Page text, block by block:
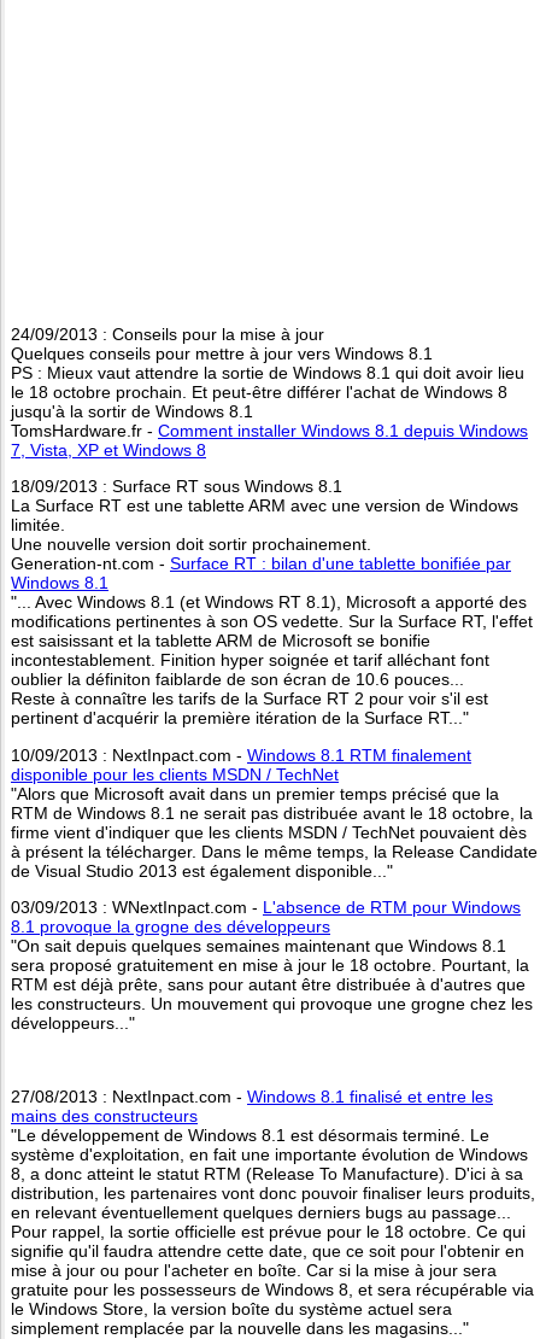
24/09/2013 : Conseils pour la mise à jour
Quelques conseils pour mettre à jour vers Windows 8.1
PS : Mieux vaut attendre la sortie de Windows 8.1 qui doit avoir lieu
le 18 octobre prochain. Et peut-être différer l'achat de Windows 8
jusqu'à la sortir de Windows 8.1
TomsHardware.fr - Comment installer Windows 8.1 depuis Windows
7, Vista, XP et Windows 8
18/09/2013 : Surface RT sous Windows 8.1
La Surface RT est une tablette ARM avec une version de Windows
limitée.
Une nouvelle version doit sortir prochainement.
Generation-nt.com - Surface RT : bilan d'une tablette bonifiée par
Windows 8.1
"... Avec Windows 8.1 (et Windows RT 8.1), Microsoft a apporté des
modifications pertinentes à son OS vedette. Sur la Surface RT, l'effet
est saisissant et la tablette ARM de Microsoft se bonifie
incontestablement. Finition hyper soignée et tarif alléchant font
oublier la définiton faiblarde de son écran de 10.6 pouces...
Reste à connaître les tarifs de la Surface RT 2 pour voir s'il est
pertinent d'acquérir la première itération de la Surface RT..."
10/09/2013 : NextInpact.com - Windows 8.1 RTM finalement
disponible pour les clients MSDN / TechNet
"Alors que Microsoft avait dans un premier temps précisé que la
RTM de Windows 8.1 ne serait pas distribuée avant le 18 octobre, la
firme vient d'indiquer que les clients MSDN / TechNet pouvaient dès
à présent la télécharger. Dans le même temps, la Release Candidate
de Visual Studio 2013 est également disponible..."
03/09/2013 : WNextInpact.com - L'absence de RTM pour Windows
8.1 provoque la grogne des développeurs
"On sait depuis quelques semaines maintenant que Windows 8.1
sera proposé gratuitement en mise à jour le 18 octobre. Pourtant, la
RTM est déjà prête, sans pour autant être distribuée à d'autres que
les constructeurs. Un mouvement qui provoque une grogne chez les
développeurs..."
27/08/2013 : NextInpact.com - Windows 8.1 finalisé et entre les
mains des constructeurs
"Le développement de Windows 8.1 est désormais terminé. Le
système d'exploitation, en fait une importante évolution de Windows
8, a donc atteint le statut RTM (Release To Manufacture). D'ici à sa
distribution, les partenaires vont donc pouvoir finaliser leurs produits,
en relevant éventuellement quelques derniers bugs au passage...
Pour rappel, la sortie officielle est prévue pour le 18 octobre. Ce qui
signifie qu'il faudra attendre cette date, que ce soit pour l'obtenir en
mise à jour ou pour l'acheter en boîte. Car si la mise à jour sera
gratuite pour les possesseurs de Windows 8, et sera récupérable via
le Windows Store, la version boîte du système actuel sera
simplement remplacée par la nouvelle dans les magasins..."